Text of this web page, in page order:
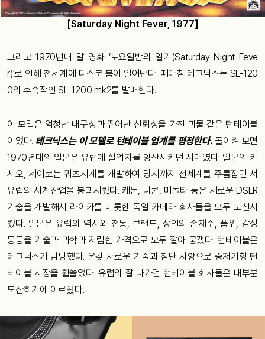
[Saturday Night Fever, 1977]
그리고 1970년대 말 영화‘토요일밤의 열기(Saturday Night Feve
r)’로 인해 전세계에 디스코 붐이 일어난다. 때마침 테크닉스는 SL-120
0의 후속작인 SL-1200 mk2를 발매한다.
이 모델은 엄청난 내구성과 뛰어난 신뢰성을 가진 괴물 같은 턴테이블
이었다. 테크닉스는 이 모델로 턴테이블 업계를 평정한다. 돌이켜 보면
1970년대의 일본은 유럽에 실업자를 양산시키던 시대였다. 일본의 카
시오, 세이코는 쿼츠시계를 개발하여 당시까지 전세계를 주름잡던 서
유럽의 시계산업을 붕괴시켰다. 캐논, 니콘, 미놀타 등은 새로운 DSLR
기술을 개발해서 라이카를 비롯한 독일 카메라 회사들을 모두 도산시
켰다. 일본은 유럽의 역사와 전통,브랜드, 장인의 손재주, 품위, 감성
등등을 기술과 과학과 저렴한 가격으로 모두 깔아 뭉갰다. 턴테이블은
테크닉스가 담당했다. 온갖 새로운 기술과 첨단 사양으로 중저가형 턴
테이블 시장을 휩쓸었다. 유럽의 잘 나가던 턴테이블 회사들은 대부분
도산하기에 이르렀다.